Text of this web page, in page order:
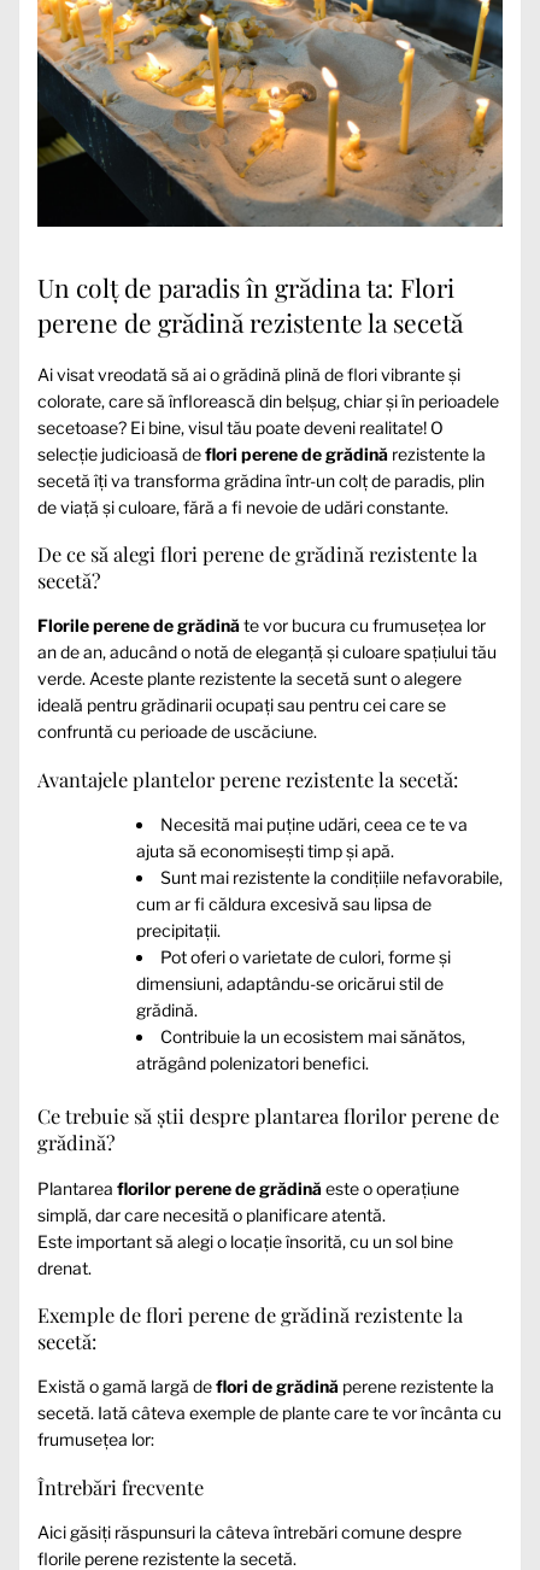
Un colț de paradis în grădina ta: Flori
perene de grădină rezistente la secetă
Ai visat vreodată să ai o grădină plină de flori vibrante și
colorate, care să înflorească din belșug, chiar și în perioadele
secetoase? Ei bine, visul tău poate deveni realitate! O
selecție judicioasă deflori perene de grădină rezistente la
secetă îți va transforma grădina într-un colț de paradis, plin
de viață și culoare, fără a fi nevoie de udări constante.
De ce să alegi flori perene de grădină rezistente la
secetă?
Florile perene de grădinăte vor bucura cu frumusețea lor
an de an, aducând o notă de eleganță și culoare spațiului tău
verde. Aceste plante rezistente la secetă sunt o alegere
ideală pentru grădinarii ocupați sau pentru cei care se
confruntă cu perioade de uscăciune.
Avantajele plantelor perene rezistente la secetă:
Necesită mai puține udări, ceea ce te va
ajuta să economisești timp și apă.
Sunt mai rezistente la condițiile nefavorabile,
cum ar fi căldura excesivă sau lipsa de
precipitații.
Pot oferi o varietate de culori, forme și
dimensiuni, adaptându-se oricărui stil de
grădină.
Contribuie la un ecosistem mai sănătos,
atrăgând polenizatori benefici.
Ce trebuie să știi despre plantarea florilor perene de
grădină?
Plantarea florilor perene de grădinăeste o operațiune
simplă, dar care necesită o planificare atentă.
Este important să alegi o locație însorită, cu un sol bine
drenat.
Exemple de flori perene de grădină rezistente la
secetă:
Există o gamă largă deflori de grădină perene rezistente la
secetă. Iată câteva exemple de plante care te vor încânta cu
frumusețea lor:
Întrebări frecvente
Aici găsiți răspunsuri la câteva întrebări comune despre
florile perene rezistente la secetă.